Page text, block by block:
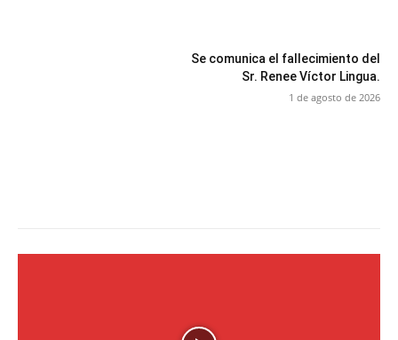
Se comunica el fallecimiento del
Sr. Renee Víctor Lingua.
1 de agosto de 2026